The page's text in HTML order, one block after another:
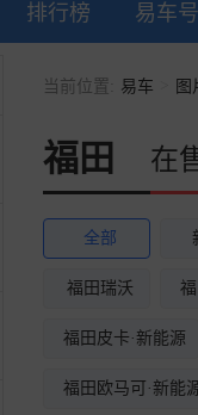
排行榜 易车号
当前位置: 易车 图
福田 在
全部
福田瑞沃
福田皮卡·新能源
福田欧马可·新能